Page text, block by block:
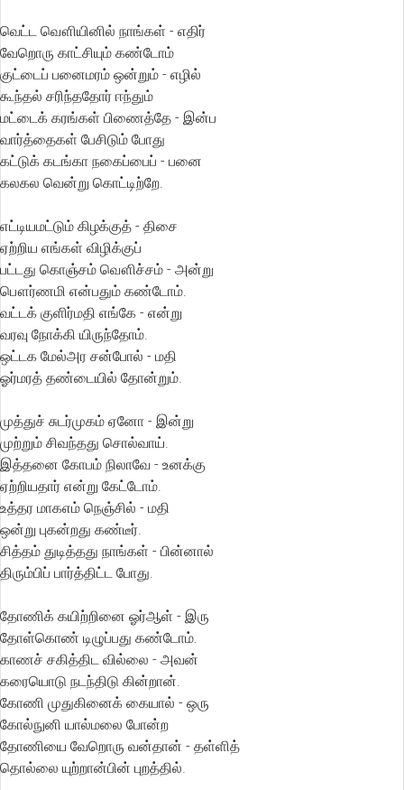
வெட்ட வௌியினில் நாங்கள் - எதிர்
வேறொரு காட்சியும் கண்டோம்
குட்டைப் பனைமரம் ஒன்றும் - எழில்
கூந்தல் சரிந்ததோர் ஈந்தும்
மட்டைக் கரங்கள் பிணைத்தே - இன்ப
வார்த்தைகள் பேசிடும் போது
கட்டுக் கடங்கா நகைப்பைப் - பனை
கலகல வென்று கொட்டிற்றே.
எட்டியமட்டும் கிழக்குத் - திசை
ஏற்றிய எங்கள் விழிக்குப்
பட்டது கொஞ்சம் வௌிச்சம் - அன்று
பௌர்ணமி என்பதும் கண்டோம்.
வட்டக் குளிர்மதி எங்கே - என்று
வரவு நோக்கி யிருந்தோம்.
ஒட்டக மேல்அர சன்போல் - மதி
ஓர்மரத் தண்டையில் தோன்றும்.
முத்துச் சுடர்முகம் ஏனோ - இன்று
முற்றும் சிவந்தது சொல்வாய்.
இத்தனை கோபம் நிலாவே - உனக்கு
ஏற்றியதார் என்று கேட்டோம்.
உத்தர மாகஎம் நெஞ்சில் - மதி
ஒன்று புகன்றது கண்டீர்.
சித்தம் துடித்தது நாங்கள் - பின்னால்
திரும்பிப் பார்த்திட்ட போது.
தோணிக் கயிற்றினை ஓர்ஆள் - இரு
தோள்கொண் டிழுப்பது கண்டோம்.
காணச் சகித்திட வில்லை - அவன்
கரையொடு நடந்திடு கின்றான்.
கோணி முதுகினைக் கையால் - ஒரு
கோல்நுனி யால்மலை போன்ற
தோணியை வேறொரு வன்தான் - தள்ளித்
தொல்லை யுற்றான்பின் புறத்தில்.